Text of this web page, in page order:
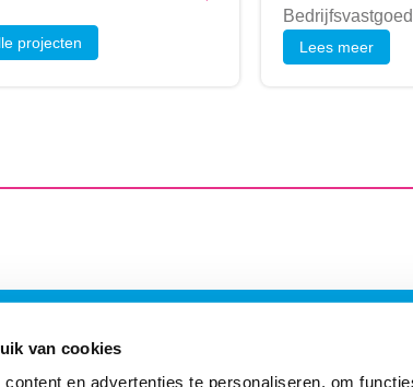
van cookies
en advertenties te personaliseren, om
alle projecten Lees meer
ons